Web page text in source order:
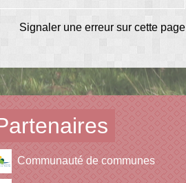
Signaler une erreur sur cette page
Communauté de communes